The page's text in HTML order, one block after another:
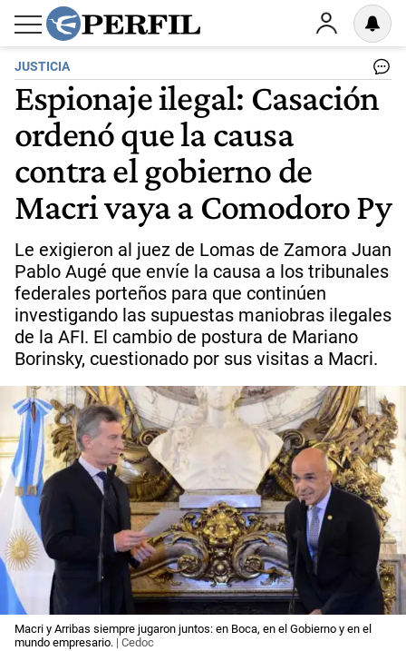
JUSTICIA
Espionaje ilegal: Casación
ordenó que la causa
contra el gobierno de
Macri vaya a Comodoro Py
Le exigieron al juez de Lomas de Zamora Juan
Pablo Augé que envíe la causa a los tribunales
federales porteños para que continúen
investigando las supuestas maniobras ilegales
de la AFI. El cambio de postura de Mariano
Borinsky, cuestionado por sus visitas a Macri.
Macri y Arribas siempre jugaron juntos: en Boca, en el Gobierno y en el
mundo empresario. | Cedoc